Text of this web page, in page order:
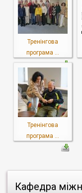
Кафедра
Тренінгова
програма ...
Тренінгова
програма ...